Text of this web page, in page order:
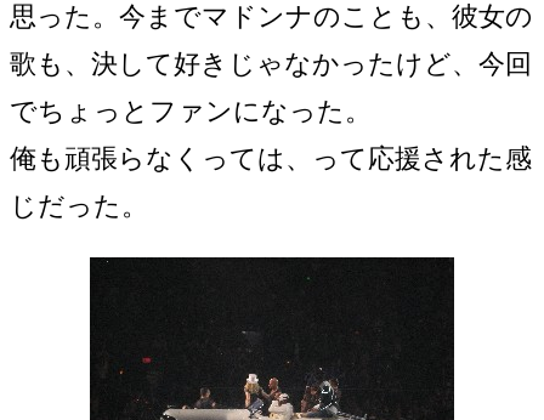
思った。今までマドンナのことも、彼女の
歌も、決して好きじゃなかったけど、今回
でちょっとファンになった。
俺も頑張らなくっては、って応援された感
じだった。